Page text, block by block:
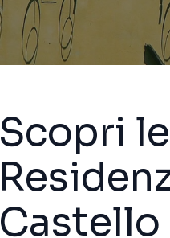
Scopri
Castello